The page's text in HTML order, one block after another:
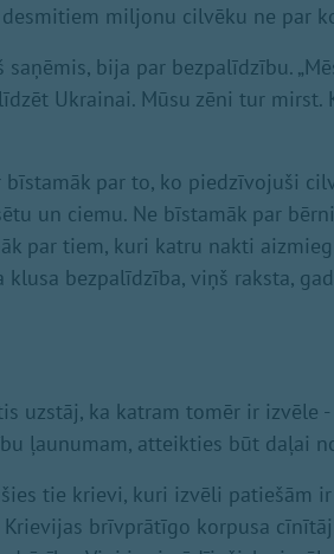
miljonu cilvēku ne par
bija par bezpalīdzību.
Ukrainai. Mūsu zēni tur
par to, ko piedzīvojuši
un ciemu. Ne bīstamāk par
par tiem, kuri katru nakti
klusa bezpalīdzība, viņš raksta,
uzstāj, ka katram tomēr ir izvēle
ļaunumam, atteikties būt daļai
tie krievi, kuri izvēli patiešām
Krievijas brīvprātīgo korpusa